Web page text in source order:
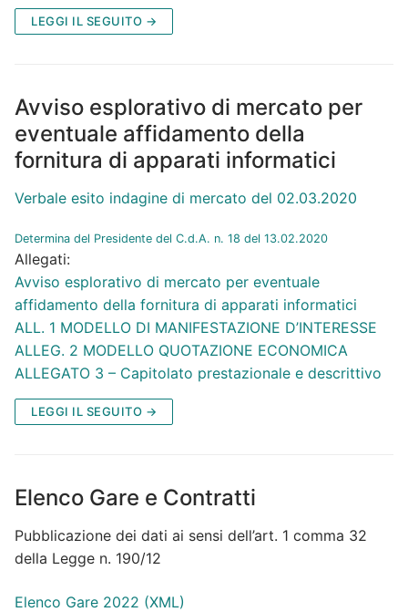
LEGGI IL SEGUITO →
Avviso esplorativo di mercato per
eventuale affidamento della
fornitura di apparati informatici
Verbale esito indagine di mercato del 02.03.2020
Determina del Presidente del C.d.A. n. 18 del 13.02.2020
Allegati:
Avviso esplorativo di mercato per eventuale
affidamento della fornitura di apparati informatici
ALL. 1 MODELLO DI MANIFESTAZIONE D’INTERESSE
ALLEG. 2 MODELLO QUOTAZIONE ECONOMICA
ALLEGATO 3 – Capitolato prestazionale e descrittivo
LEGGI IL SEGUITO →
Elenco Gare e Contratti
Pubblicazione dei dati ai sensi dell’art. 1 comma 32
della Legge n. 190/12
Elenco Gare 2022 (XML)